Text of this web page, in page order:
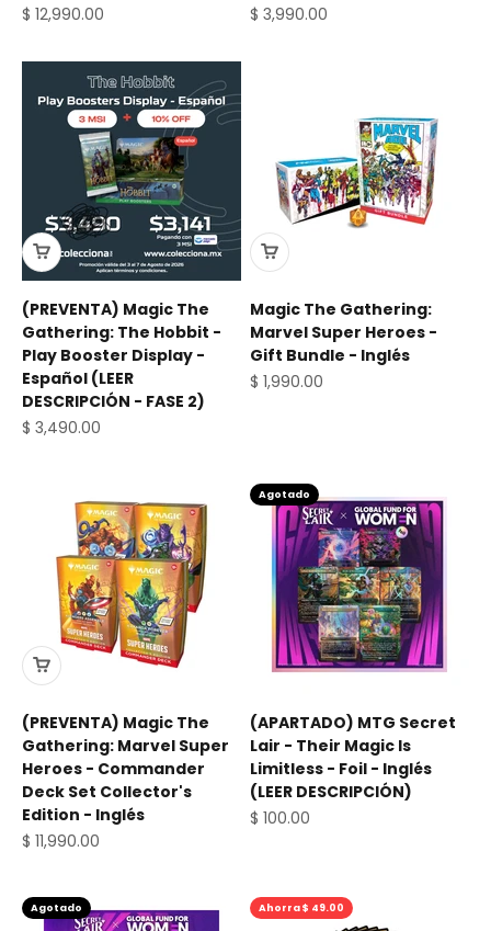
Precio de oferta
$ 12,990.00
Precio de oferta
$ 3,990.00
(PREVENTA) Magic The
Gathering: The Hobbit -
Play Booster Display -
Español (LEER
DESCRIPCIÓN - FASE 2)
Precio de oferta
$ 3,490.00
Magic The Gathering:
Marvel Super Heroes -
Gift Bundle - Inglés
Precio de oferta
$ 1,990.00
(PREVENTA) Magic The
Gathering: Marvel Super
Heroes - Commander
Deck Set Collector's
Edition - Inglés
Precio de oferta
$ 11,990.00
Agotado
(APARTADO) MTG Secret
Lair - Their Magic Is
Limitless - Foil - Inglés
(LEER DESCRIPCIÓN)
Precio de oferta
$ 100.00
Agotado Ahorra $ 49.00